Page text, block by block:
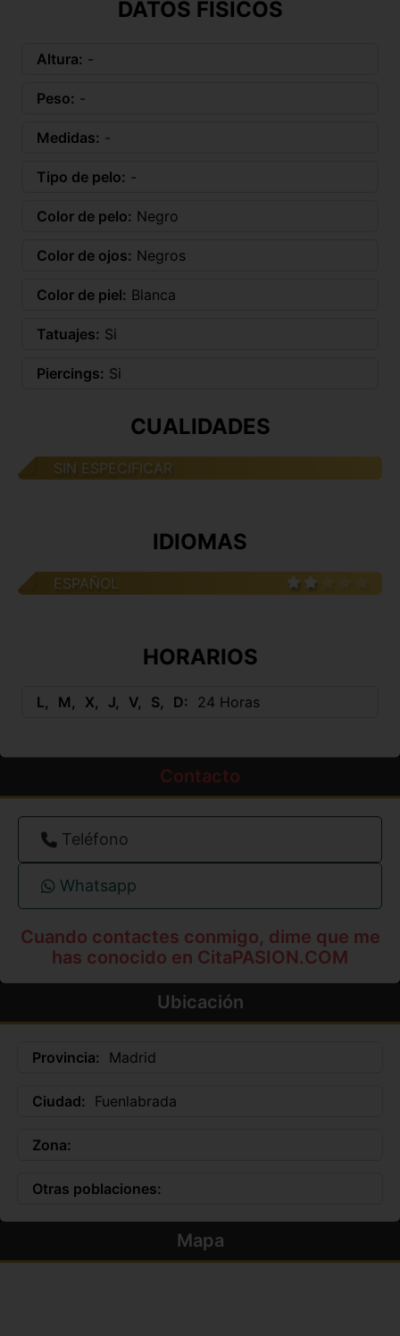
DATOS FÍSICOS
Altura: -
Peso: -
Medidas: -
Tipo de pelo: -
Color de pelo: Negro
Color de ojos: Negros
Color de piel: Blanca
Tatuajes: Si
Piercings: Si
CUALIDADES
SIN ESPECIFICAR
IDIOMAS
ESPAÑOL
HORARIOS
L M X J V S D 24 Horas
Contacto
Teléfono
Whatsapp
Cuando contactes conmigo, dime que me
has conocido en CitaPASION.COM
Ubicación
Provincia: Madrid
Ciudad: Fuenlabrada
Zona:
Otras poblaciones:
Mapa